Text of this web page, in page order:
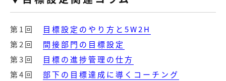
第1回 目標設定のやり方と5W2H
第2回 間接部門の目標設定
第3回 目標の進捗管理の仕方
第4回 部下の目標達成に導くコーチング